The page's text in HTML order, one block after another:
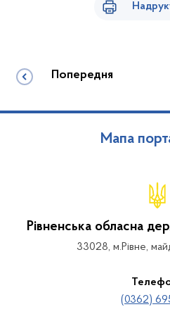
Попередня
Мапа
Рівненська обласна
33028, м.Рівне,
(0362)